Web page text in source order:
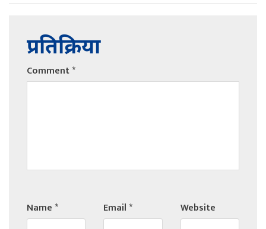
प्रतिक्रिया
Comment*
Name* Email* Website